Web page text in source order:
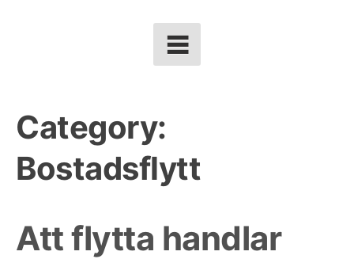
Category:
Bostadsflytt
Att flytta handlar